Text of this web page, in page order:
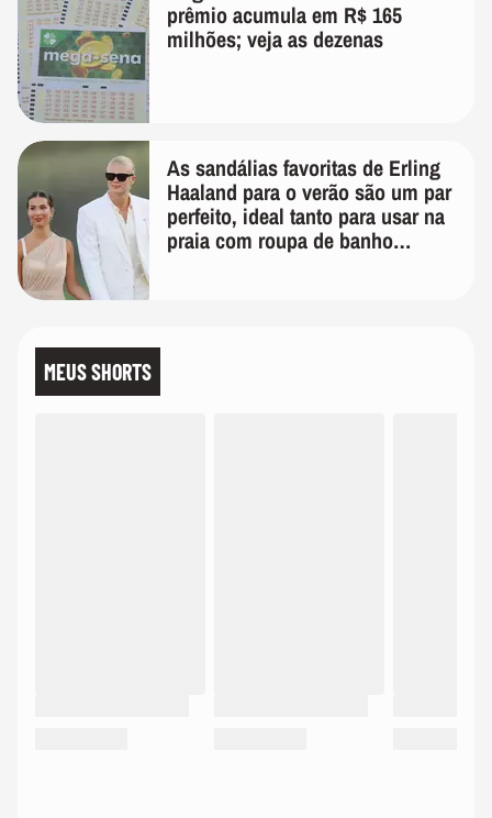
prêmio acumula em R$ 165
milhões; veja as dezenas
As sandálias favoritas de Erling
Haaland para o verão são um par
perfeito, ideal tanto para usar na
praia com roupa de banho
MEUS SHORTS